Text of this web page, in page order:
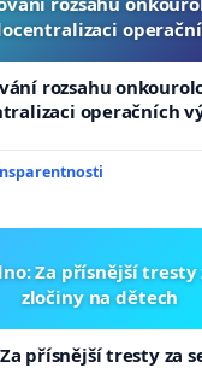
rozsahu
operačních
Za přísnější tresty
zločiny na dětech
přísnější tresty za